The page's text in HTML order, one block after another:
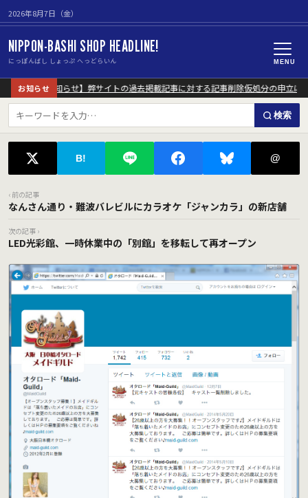
2026年8月7日（金）
NIPPON-BASHI SHOP HEADLINE!
にっぽんばし しょっぷ へっどらいん MENU
お知らせ
【重要なお知らせ】弊サイトの過去掲載記事に対する記事削除仮処分の申立に
検索
B! @
‹ 前の記事
なんさん通り・難波バレビルにカラオケ「ジャンカラ」の新店舗
次の記事 ›
LED光彩館、一時休業中の「別館」を移転して再オープン